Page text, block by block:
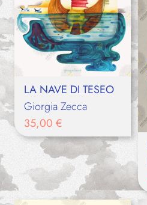
LA NAVE DI TESEO
Giorgia Zecca
35,00 €